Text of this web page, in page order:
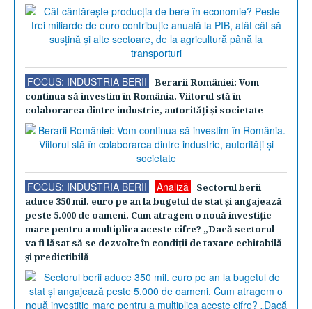
FOCUS: INDUSTRIA BERII
Berarii României: Vom
continua să investim în România. Viitorul stă în
colaborarea dintre industrie, autorităţi şi societate
FOCUS: INDUSTRIA BERII Analiză
Sectorul berii
aduce 350 mil. euro pe an la bugetul de stat şi angajează
peste 5.000 de oameni. Cum atragem o nouă investiţie
mare pentru a multiplica aceste cifre? „Dacă sectorul
va fi lăsat să se dezvolte în condiţii de taxare echitabilă
şi predictibilă